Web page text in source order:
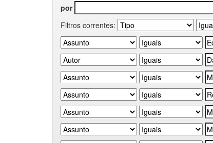
por
Filtros correntes: